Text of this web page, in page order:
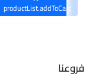
productList.addToCart
فروعنا